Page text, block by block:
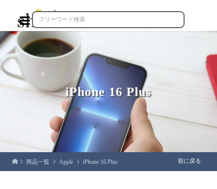

iPhone 16 Plus
商品一覧 Apple iPhone 16 Plus 前に戻る